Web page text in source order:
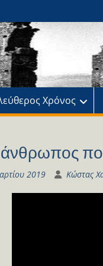
Χρόνος
2019 Κώστας